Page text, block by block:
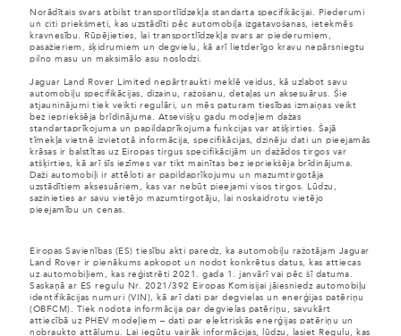
Norādītais svars atbilst transportlīdzekļa standarta specifikācijai. Piederumi
un citi priekšmeti, kas uzstādīti pēc automobiļa izgatavošanas, ietekmēs
kravnesību. Rūpējieties, lai transportlīdzekļa svars ar piederumiem,
pasažieriem, šķidrumiem un degvielu, kā arī lietderīgo kravu nepārsniegtu
pilno masu un maksimālo asu noslodzi.
Jaguar Land Rover Limited nepārtraukti meklē veidus, kā uzlabot savu
automobiļu specifikācijas, dizainu, ražošanu, detaļas un aksesuārus. Šie
atjauninājumi tiek veikti regulāri, un mēs paturam tiesības izmaiņas veikt
bez iepriekšēja brīdinājuma. Atsevišķu gadu modeļiem dažas
standartaprīkojuma un papildaprīkojuma funkcijas var atšķirties. Šajā
tīmekļa vietnē izvietotā informācija, specifikācijas, dzinēju dati un pieejamās
krāsas ir balstītas uz Eiropas tirgus specifikācijām un dažādos tirgos var
atšķirties, kā arī šīs iezīmes var tikt mainītas bez iepriekšēja brīdinājuma.
Daži automobiļi ir attēloti ar papildaprīkojumu un mazumtirgotāja
uzstādītiem aksesuāriem, kas var nebūt pieejami visos tirgos. Lūdzu,
sazinieties ar savu vietējo mazumtirgotāju, lai noskaidrotu vietējo
pieejamību un cenas.
Eiropas Savienības (ES) tiesību akti paredz, ka automobiļu ražotājam Jaguar
Land Rover ir pienākums apkopot un nodot konkrētus datus, kas attiecas
uz automobiļiem, kas reģistrēti 2021. gada 1. janvārī vai pēc šī datuma.
Saskaņā ar ES regulu Nr. 2021/392 Eiropas Komisijai jāiesniedz automobiļu
identifikācijas numuri (VIN), kā arī dati par degvielas un enerģijas patēriņu
(OBFCM). Tiek nodota informācija par degvielas patēriņu, savukārt
attiecībā uz PHEV modeļiem – dati par elektriskās enerģijas patēriņu un
nobraukto attālumu. Lai iegūtu vairāk informācijas, lūdzu, lasiet Regulu, kas